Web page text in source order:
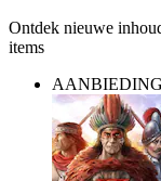
Ontdek nieuwe
items